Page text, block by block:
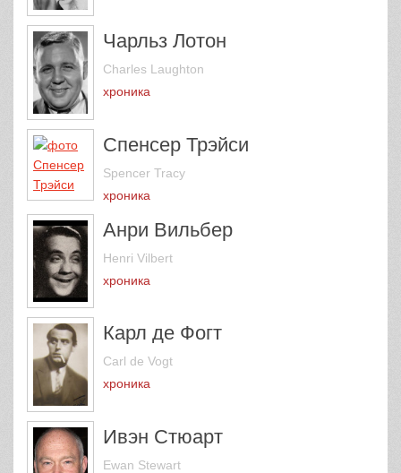
Чарльз Лотон
Charles Laughton
хроника
Спенсер Трэйси
Spencer Tracy
хроника
Анри Вильбер
Henri Vilbert
хроника
Карл де Фогт
Carl de Vogt
хроника
Ивэн Стюарт
Ewan Stewart